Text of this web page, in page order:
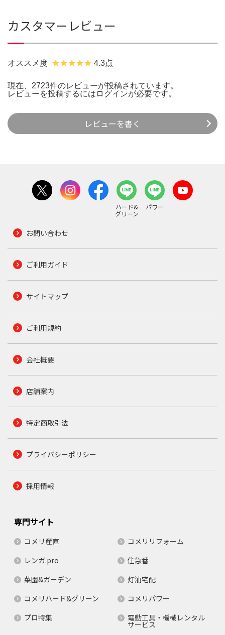
カスタマーレビュー
オススメ度 4.3点
現在、2723件のレビューが投稿されています。
レビューを投稿するには ログインが必要です。
レビューを書く
ハード&
グリーン
パワー
お問い合わせ
ご利用ガイド
サイトマップ
ご利用規約
会社概要
店舗案内
特定商取引法
プライバシーポリシー
採用情報
専門サイト
コメリ産直
コメリリフォーム
レンガ.pro
住急番
菜園&ガーデン
灯油宅配
コメリハード&グリーン
コメリパワー
プロ特集
電動工具・機械レンタル
サービス